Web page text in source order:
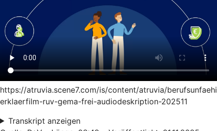
https://atruvia.scene7.com/is/content/atruvia/
erklaerfilm-ruv-gema-frei-audiodeskription-202511
Transkript anzeigen